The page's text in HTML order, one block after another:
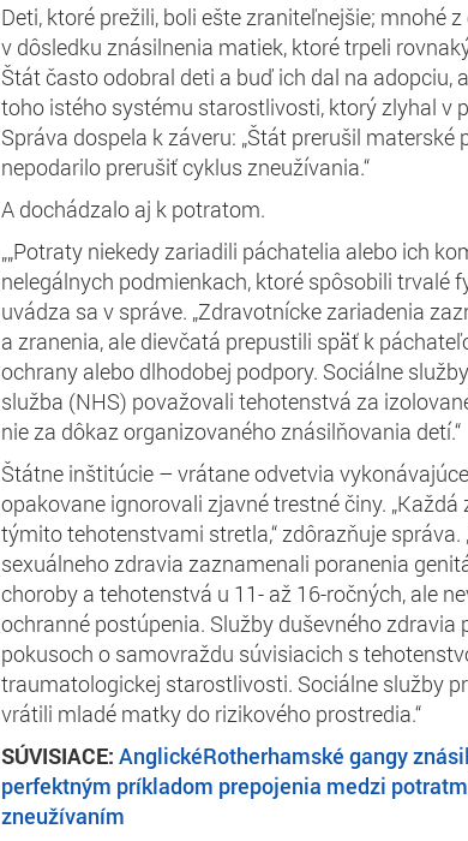
Deti, ktoré prežili, boli ešte zraniteľnejšie; mnohé
v dôsledku znásilnenia matiek, ktoré trpeli
Štát často odobral deti a buď ich dal na adopciu,
toho istého systému starostlivosti, ktorý zlyhal v
Správa dospela k záveru: „Štát prerušil materské
nepodarilo prerušiť cyklus zneužívania.“
A dochádzalo aj k potratom.
„„Potraty niekedy zariadili páchatelia alebo ich
nelegálnych podmienkach, ktoré spôsobili trvalé
uvádza sa v správe. „Zdravotnícke zariadenia
a zranenia, ale dievčatá prepustili späť k
ochrany alebo dlhodobej podpory. Sociálne
služba (NHS) považovali tehotenstvá za
nie za dôkaz organizovaného znásilňovania detí.“
Štátne inštitúcie – vrátane odvetvia
opakovane ignorovali zjavné trestné činy.
týmito tehotenstvami stretla,“ zdôrazňuje správa.
sexuálneho zdravia zaznamenali poranenia
choroby a tehotenstvá u 11- až 16-ročných, ale
ochranné postúpenia. Služby duševného zdravia
pokusoch o samovraždu súvisiacich s
traumatologickej starostlivosti. Sociálne služby
vrátili mladé matky do rizikového prostredia.“
SÚVISIACE: AnglickéRotherhamské gangy
perfektným príkladom prepojenia medzi
zneužívaním